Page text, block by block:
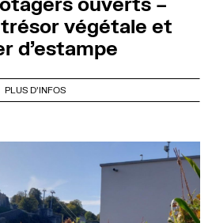
végétale et
d’estampe
PLUS D'INFOS